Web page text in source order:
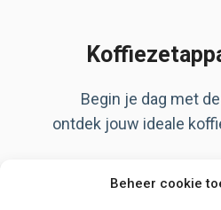
Beheer cookie
Begin je dag met
ontdek jouw ideale